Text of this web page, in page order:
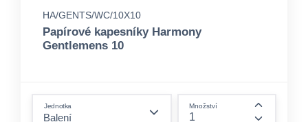
HA/GENTS/WC/10X10
Papírové kapesníky Harmony
Gentlemens 10
Jednotka Množství